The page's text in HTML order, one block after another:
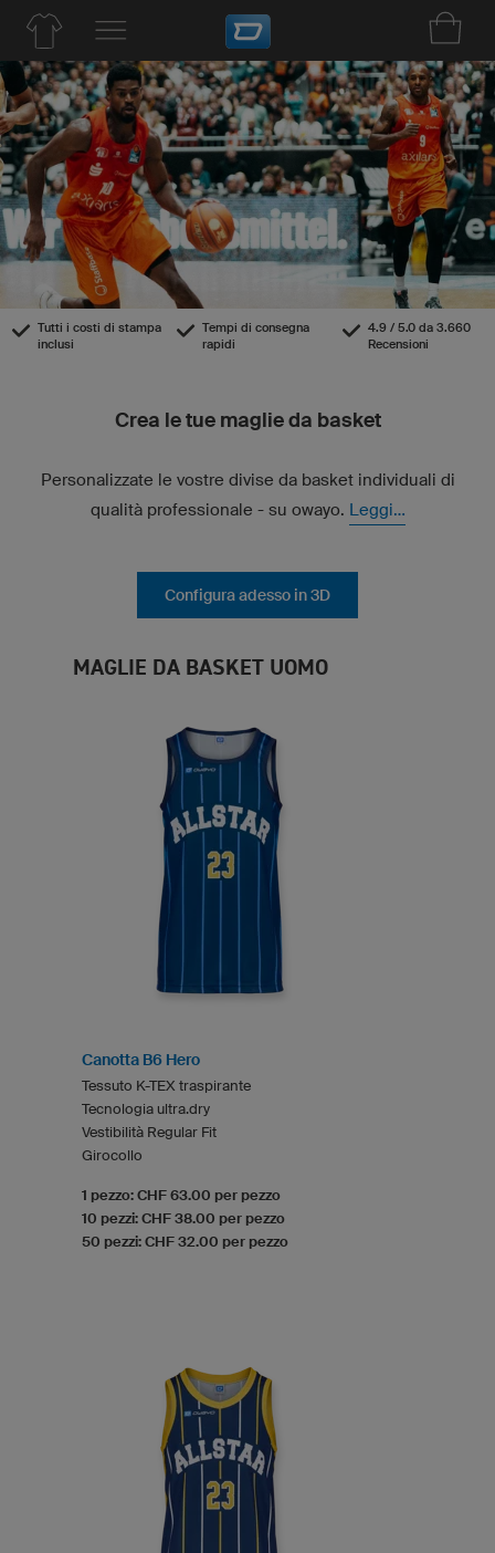
Tutti i costi di stampa
inclusi
Tempi di consegna
rapidi
4.9 / 5.0 da 3.660
Recensioni
Crea le tue maglie da basket
Personalizzate le vostre divise da basket individuali di
qualità professionale - su owayo. Leggi...
Configura adesso in 3D
MAGLIE DA BASKET UOMO
Canotta B6 Hero
Tessuto K-TEX traspirante
Tecnologia ultra.dry
Vestibilità Regular Fit
Girocollo
1 pezzo: CHF 63.00 per pezzo
10 pezzi: CHF 38.00 per pezzo
50 pezzi: CHF 32.00 per pezzo